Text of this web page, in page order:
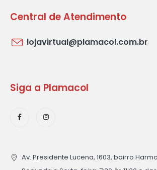
Central de Atendimento
lojavirtual@plamacol.com.br
Siga a Plamacol
Av. Presidente Lucena, 1603, bairro